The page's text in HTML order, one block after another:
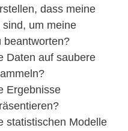
dass meine
um meine
beantworten?
Daten auf saubere
Ergebnisse
statistischen Modelle